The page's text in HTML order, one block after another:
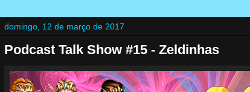
domingo, 12 de março de 2017
Podcast Talk Show #15 - Zeldinhas